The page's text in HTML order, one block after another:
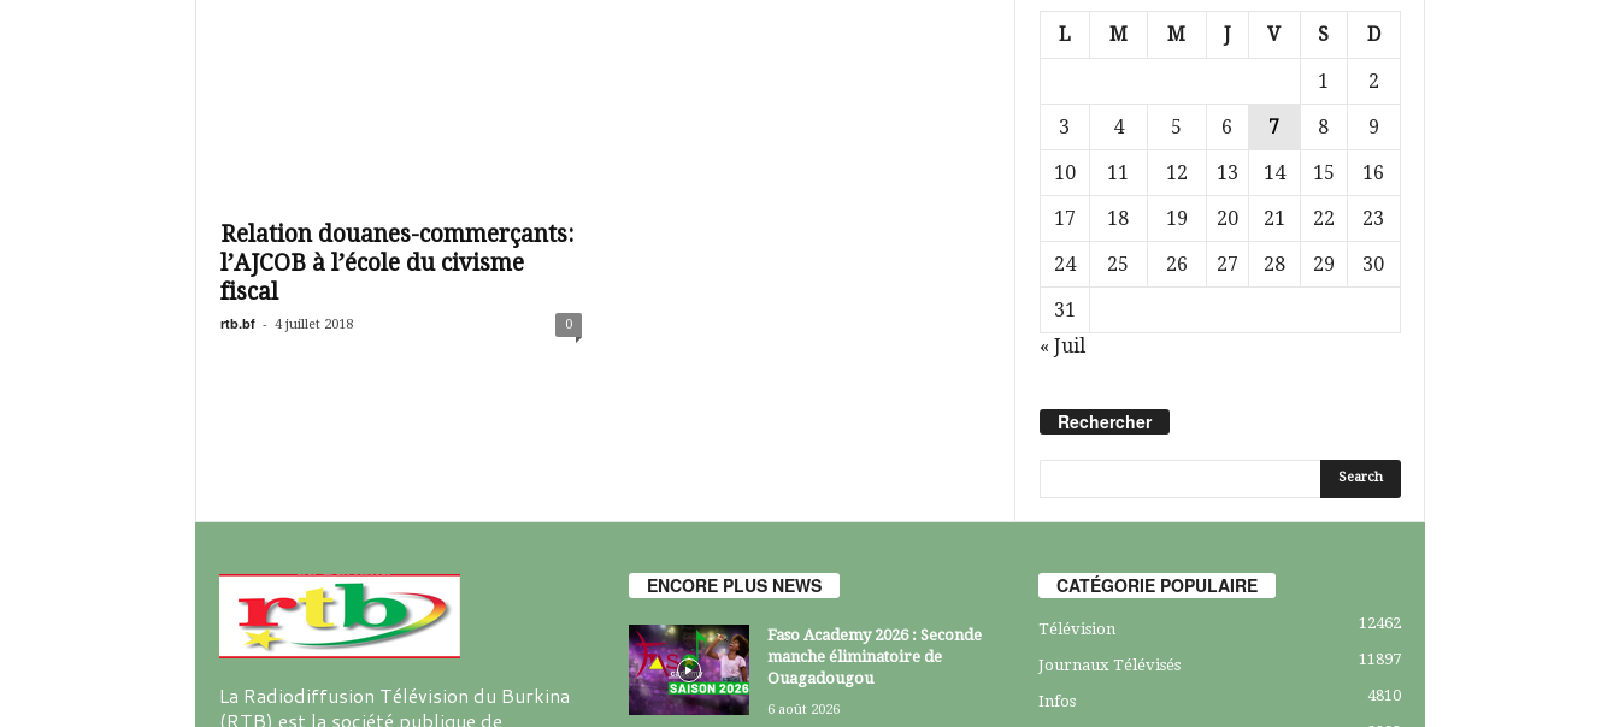
i
Relation douanes-commerçants:
l’AJCOB à l’école du civisme
fiscal
rtb.bf - 4 juillet 2018 0
L M M J V S D
1
2
3
4 5 6 7 8
9
10
11 12 13 14 15
16
17
18 19 20 21 22
23
24
25 26 27 28 29
30
31
« Juil
Rechercher
La Radiodiffusion Télévision du Burkina
(RTB) est la société publique de
ENCORE PLUS NEWS
Faso Academy 2026 : Seconde
manche éliminatoire de
Ouagadougou
6 août 2026
CATÉGORIE POPULAIRE
Télévision 12462
Journaux Télévisés 11897
Infos
4810